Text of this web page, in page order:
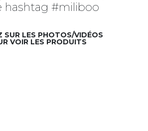
hashtag #miliboo
SUR LES PHOTOS/VIDÉOS
VOIR LES PRODUITS